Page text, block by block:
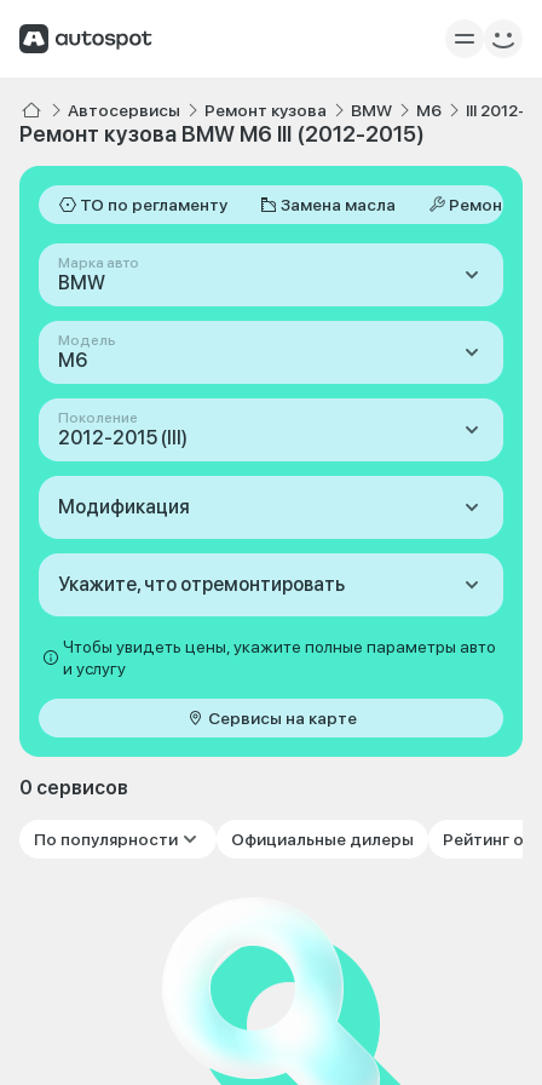
Автосервисы Ремонт кузова BMW M6 III 2012-
Ремонт кузова BMW M6 III (2012-2015)
ТО по регламенту Замена масла Ремонт
Марка авто
BMW
Модель
M6
Поколение
2012-2015 (III)
Модификация
Укажите, что отремонтировать
Чтобы увидеть цены, укажите полные параметры авто
и услугу
Сервисы на карте
0 сервисов
По популярности Официальные дилеры Рейтинг